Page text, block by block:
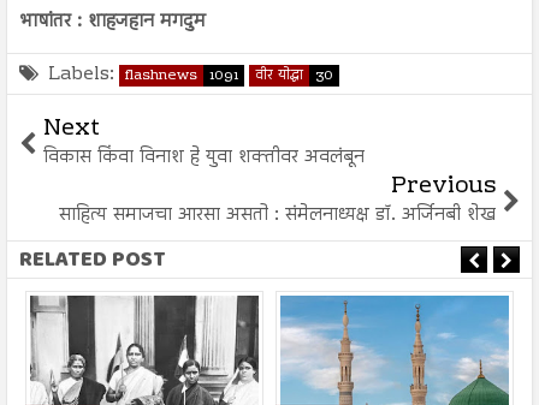
भाषांतर : शाहजहान मगदुम
Labels: flashnews 1091 वीर योद्धा 30
Next
विकास किंवा विनाश हे युवा शक्तीवर अवलंबून
Previous
साहित्य समाजचा आरसा असतो : संमेलनाध्यक्ष डॉ. अर्जिनबी शेख
RELATED POST